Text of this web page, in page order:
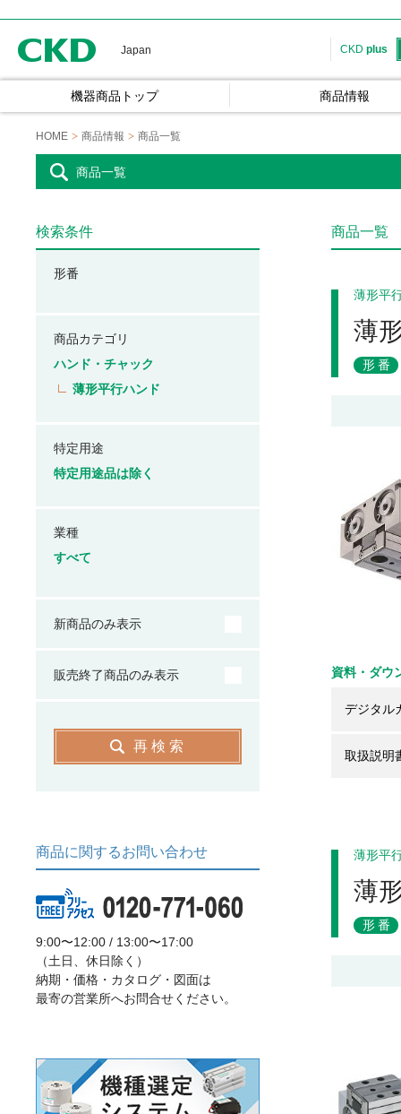
Japan CKD plus
機器商品トップ 商品情報
HOME 商品情報 商品一覧
商品一覧
商品一覧
薄形平
薄
形番
資料・ダウ
デジタル
取扱説明
薄形平
薄
形番
検索条件
形番
商品カテゴリ
ハンド・チャック
薄形平行ハンド
特定用途
特定用途品は除く
業種
すべて
新商品のみ表示
販売終了商品のみ表示
再検索
商品に関するお問い合わせ
9:00〜12:00 / 13:00〜17:00
（土日、休日除く）
納期・価格・カタログ・図面は
最寄の営業所へお問合せください。